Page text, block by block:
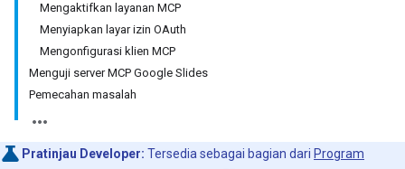
Mengaktifkan layanan MCP
Menyiapkan layar izin OAuth
Mengonfigurasi klien MCP
Menguji server MCP Google Slides
Pemecahan masalah
Pratinjau Developer: Tersedia sebagai bagian dari Program